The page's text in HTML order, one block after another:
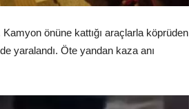
önüne kattığı araçlarla köprüden
yaralandı. Öte yandan kaza anı